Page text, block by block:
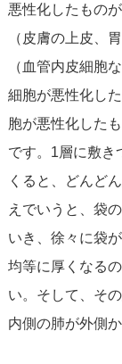
悪性化したもの
（皮膚の上皮、
（血管内皮細胞
細胞が悪性化し
胞が悪性化した
です。1層に敷き
くると、どんど
えでいうと、袋
いき、徐々に袋
均等に厚くなる
い。そして、そ
内側の肺が外側